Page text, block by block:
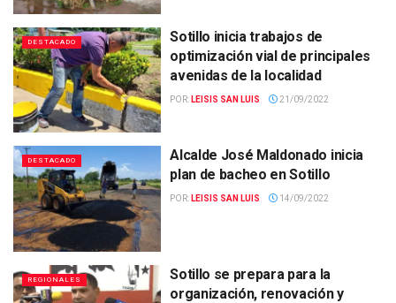
DESTACADO
Sotillo inicia trabajos de
optimización vial de principales
avenidas de la localidad
POR: LEISIS SAN LUIS 21/09/2022
DESTACADO
Alcalde José Maldonado inicia
plan de bacheo en Sotillo
POR: LEISIS SAN LUIS 14/09/2022
REGIONALES
Sotillo se prepara para la
organización, renovación y